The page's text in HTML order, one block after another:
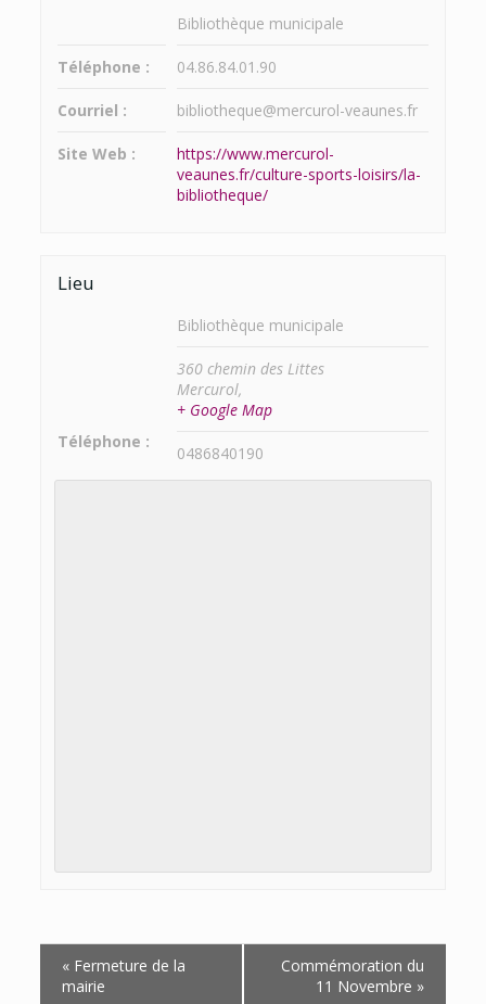
Bibliothèque municipale
Téléphone : 04.86.84.01.90
Courriel : bibliotheque@mercurol-veaunes.fr
Site Web :
https://www.mercurol-
veaunes.fr/culture-sports-loisirs/la-
bibliotheque/
Lieu
Bibliothèque municipale
360 chemin des Littes
Mercurol,
+ Google Map
Téléphone :
0486840190
Navigation
Évènement
«Fermeture de la
mairie
Commémoration du
11 Novembre »